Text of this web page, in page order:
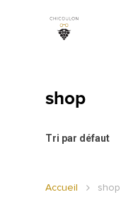
shop
Tri par défaut
Accueil shop